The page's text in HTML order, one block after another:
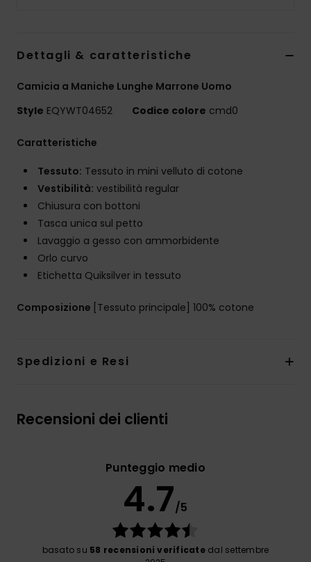
Dettagli & caratteristiche
Camicia a Maniche Lunghe Marrone Uomo
Style EQYWT04652 Codice colore cmd0
Caratteristiche
Tessuto: Tessuto in mini velluto di cotone
Vestibilità: vestibilità regular
Chiusura con bottoni
Tasca unica sul petto
Lavaggio a gesso con ammorbidente
Orlo curvo
Etichetta Quiksilver in tessuto
Composizione [Tessuto principale] 100% cotone
Spedizioni e Resi
Recensioni dei clienti
Punteggio medio
4.7/5
basato su 58 recensioni verificatedal settembre